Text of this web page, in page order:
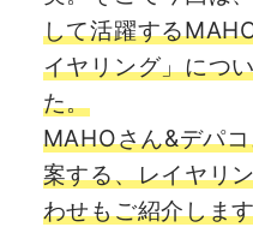
して活躍する
イヤリング」につ
た。
MAHOさん&デパ
案する、レイヤリ
わせもご紹介しま